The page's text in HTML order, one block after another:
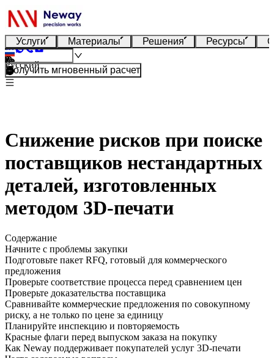
Услуги Материалы Решения Ресурсы
Русский
Получить мгновенный расчет
Снижение рисков при поиске
поставщиков нестандартных
деталей, изготовленных
методом 3D-печати
Содержание
Начните с проблемы закупки
Подготовьте пакет RFQ, готовый для коммерческого
предложения
Проверьте соответствие процесса перед сравнением цен
Проверьте доказательства поставщика
Сравнивайте коммерческие предложения по совокупному
риску, а не только по цене за единицу
Планируйте инспекцию и повторяемость
Красные флаги перед выпуском заказа на покупку
Как Neway поддерживает покупателей услуг 3D-печати